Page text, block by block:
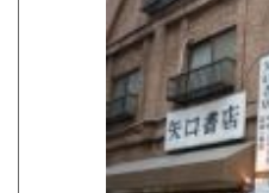
185円
185円